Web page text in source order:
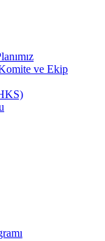
ve Ekip